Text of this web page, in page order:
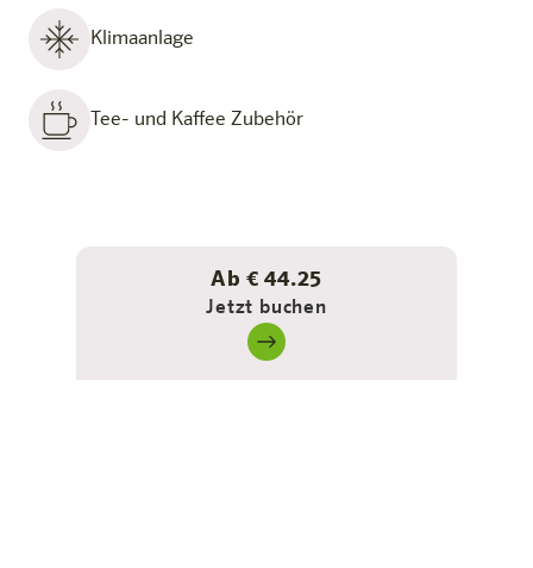
Klimaanlage
Tee- und Kaffee Zubehör
Ab € 44.25
Jetzt buchen